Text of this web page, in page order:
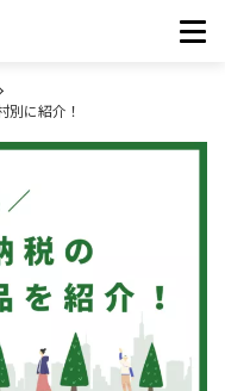
別に紹介！